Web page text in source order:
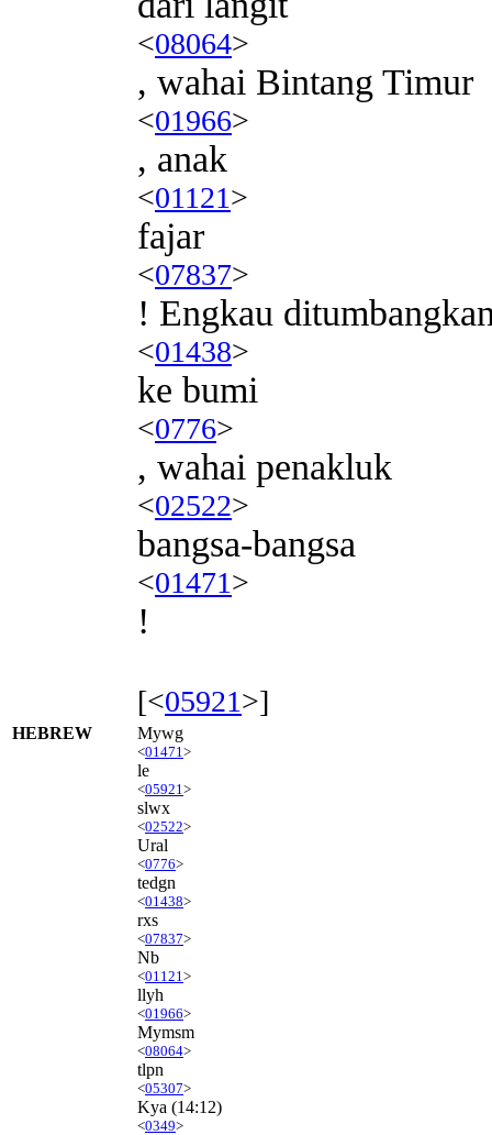
<08064>
, wahai Bintang Timur
<01966>
, anak
<01121>
fajar
<07837>
! Engkau
<01438>
ke bumi
<0776>
, wahai penakluk
<02522>
bangsa-bangsa
<01471>
!
[<05921>]
HEBREW Mywg
<01471 >
le
<05921 >
slwx
<02522>
Ural
<0776>
tedgn
<01438>
rxs
<07837>
Nb
<01121 >
llyh
<01966>
Mymsm
<08064>
tlpn
<05307>
Kya (14:12)
<0349>